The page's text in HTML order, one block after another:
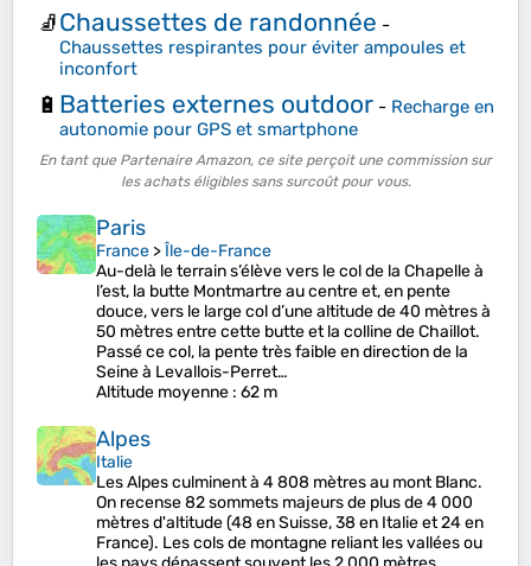
🧦Chaussettes de randonnée -
Chaussettes respirantes pour éviter ampoules et
inconfort
🔋 Batteries externes outdoor - Recharge en
autonomie pour GPS et smartphone
En tant que Partenaire Amazon, ce site perçoit une commission sur
les achats éligibles sans surcoût pour vous.
Paris
France >Île-de-France
Au-delà le terrain s’élève vers le col de la Chapelle à
l’est, la butte Montmartre au centre et, en pente
douce, vers le large col d’une altitude de 40 mètres à
50 mètres entre cette butte et la colline de Chaillot.
Passé ce col, la pente très faible en direction de la
Seine à Levallois-Perret…
Altitude moyenne : 62 m
Alpes
Italie
Les Alpes culminent à 4 808 mètres au mont Blanc.
On recense 82 sommets majeurs de plus de 4 000
mètres d'altitude (48 en Suisse, 38 en Italie et 24 en
France). Les cols de montagne reliant les vallées ou